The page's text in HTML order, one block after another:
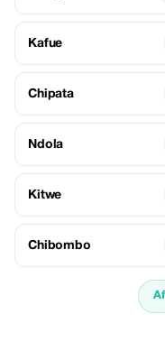
Kafue
Chipata
Ndola
Kitwe
Chibombo